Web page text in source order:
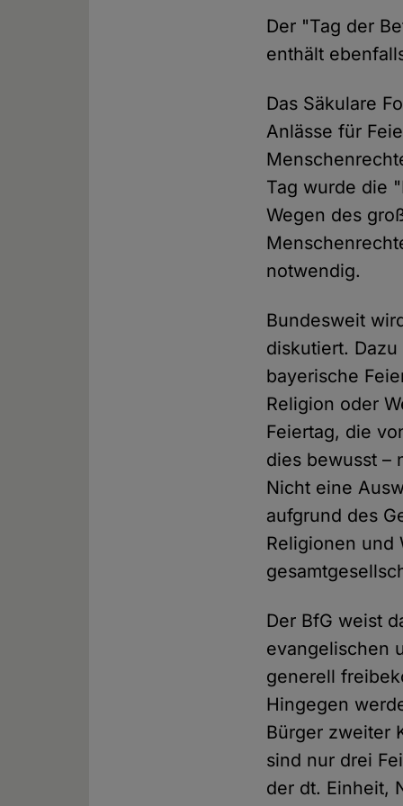
Der "Tag der
enthält
Das Säkulare
Anlässe für
Tag wurde die
Wegen des
notwendig.
Bundesweit
diskutiert.
bayerische
Religion oder
Feiertag, die
dies bewusst –
Nicht eine
aufgrund des
Religionen und
Der BfG weist
evangelischen
generell
Hingegen
Bürger zweiter
sind nur drei
der dt. Einheit,